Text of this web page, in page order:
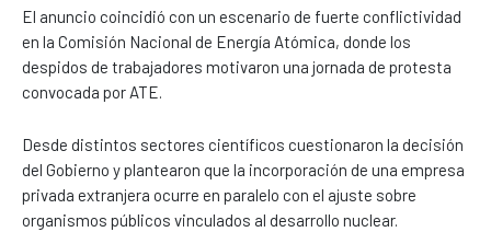
El anuncio coincidió con un escenario de fuerte conflictividad
en la Comisión Nacional de Energía Atómica, donde los
despidos de trabajadores motivaron una jornada de protesta
convocada por ATE.
Desde distintos sectores científicos cuestionaron la decisión
del Gobierno y plantearon que la incorporación de una empresa
privada extranjera ocurre en paralelo con el ajuste sobre
organismos públicos vinculados al desarrollo nuclear.